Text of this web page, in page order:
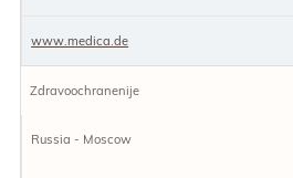
www.medica.de
Zdravoochranenije
Russia - Moscow